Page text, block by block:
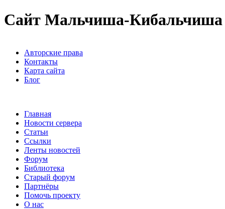
Сайт Мальчиша-Кибальчиша
Авторские права
Контакты
Карта сайта
Блог
Главная
Новости сервера
Статьи
Ссылки
Ленты новостей
Форум
Библиотека
Старый форум
Партнёры
Помочь проекту
О нас